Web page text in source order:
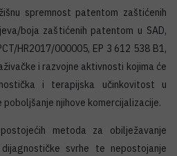
spremnost patentom zaštićenih
boja zaštićenih patentom u SAD,
HR2017/000005, EP 3 612 538 B1,
i razvojne aktivnosti kojima će
i terapijska učinkovitost u
poboljšanje njihove komercijalizacije.
metoda za obilježavanje
svrhe te nepostojanje